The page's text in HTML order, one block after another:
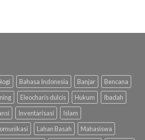
Bahasa Indonesia Banjar
Bencana
Eleocharis dulcis Hukum
Ibadah
Inventarisasi
Islam
Lahan Basah
Mahasiswa